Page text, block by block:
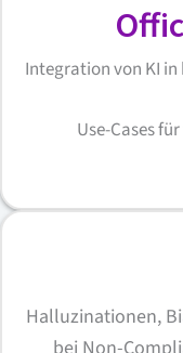
Integration von KI in
Use-Cases
Halluzinationen,